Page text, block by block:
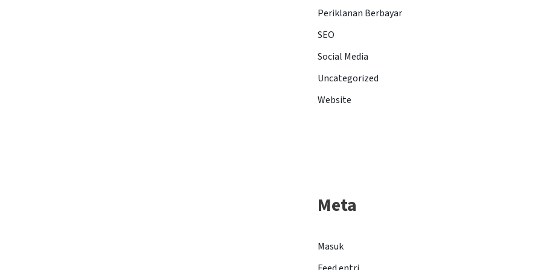
Periklanan Berbayar
SEO
Social Media
Uncategorized
Website
Meta
Masuk